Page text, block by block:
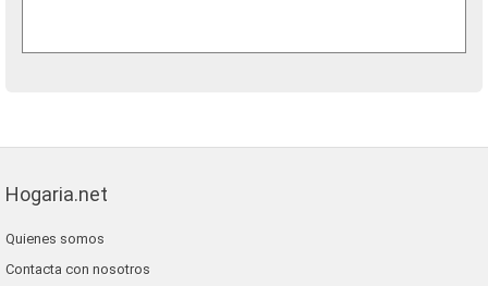
Hogaria.net
Quienes somos
Contacta con nosotros